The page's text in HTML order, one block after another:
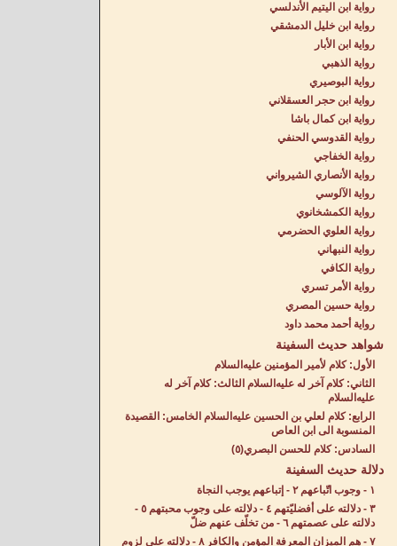
رواية ابن اليتيم الأندلسي
رواية ابن خليل الدمشقي
رواية ابن الأبار
رواية الذهبي
رواية البوصيري
رواية ابن حجر العسقلاني
رواية ابن كمال باشا
رواية القدوسي الحنفي
رواية الخفاجي
رواية الأنصاري الشيرواني
رواية الآلوسي
رواية الكمشخانوي
رواية العلوي الحضرمي
رواية النبهاني
رواية الكافي
رواية الأمر تسري
رواية حسين المصري
رواية أحمد محمد داود
شواهد حديث السفينة
الأول: كلام لأمير المؤمنين عليه‌السلام
الثاني: كلام آخر له عليه‌السلام الثالث: كلام آخر له
عليه‌السلام
الرابع: كلام لعلي بن الحسين عليه‌السلام الخامس: القصيدة
المنسوبة الى ابن العاص
السادس: كلام للحسن البصري(٥)
دلالة حديث السفينة
١ - وجوب اتّباعهم ٢ - إتباعهم يوجب النجاة
٣ - دلالته على أفضليّتهم ٤ - دلالته على وجوب محبتهم ٥ -
دلالته على عصمتهم ٦ - من تخلّف عنهم ضلّ
٧ - هم الميزان المعرفة المؤمن والكافر ٨ - دلالته على لزوم